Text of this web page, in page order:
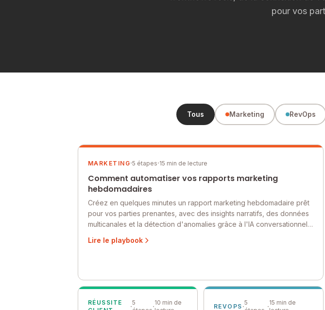
pour vos
Tous Marketing RevOps
MARKETING·5 étapes·15 min de lecture
Comment automatiser vos rapports marketing
hebdomadaires
Créez en quelques minutes un rapport marketing hebdomadaire prêt
pour vos parties prenantes, avec des insights narratifs, des données
multicanales et la détection d'anomalies grâce à l'IA conversationnelle
Lire le playbook
REVOPS ·5
·15 min de
RÉUSSITE
·5
·10 min de